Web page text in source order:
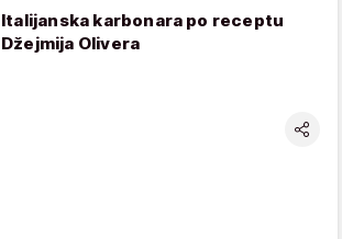
Italijanska karbonara po receptu
Džejmija Olivera